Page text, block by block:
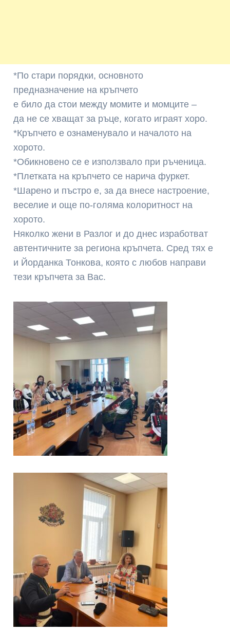
*По стари порядки, основното
предназначение на кръпчето
е било да стои между момите и момците –
да не се хващат за ръце, когато играят хоро.
*Кръпчето е ознаменувало и началото на
хорото.
*Обикновено се е използвало при ръченица.
*Плетката на кръпчето се нарича фуркет.
*Шарено и пъстро е, за да внесе настроение,
веселие и още по-голяма колоритност на
хорото.
Няколко жени в Разлог и до днес изработват
автентичните за региона кръпчета. Сред тях е
и Йорданка Тонкова, която с любов направи
тези кръпчета за Вас.